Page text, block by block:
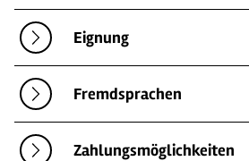
Eignung
Fremdsprachen
Zahlungsmöglichkeiten